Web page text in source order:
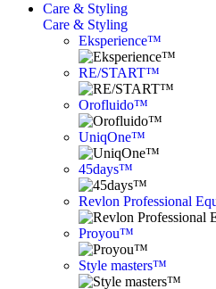
Care & Styling
Care & Styling
Eksperience™
RE/START™
Orofluido™
UniqOne™
45days™
Revlon Professional
Proyou™
Style masters™